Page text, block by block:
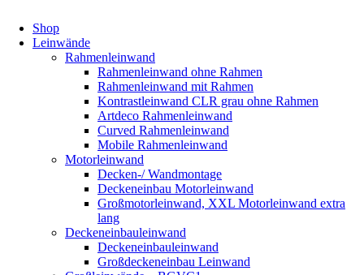
Shop
Leinwände
Rahmenleinwand
Rahmenleinwand ohne Rahmen
Rahmenleinwand mit Rahmen
Kontrastleinwand CLR grau ohne Rahmen
Artdeco Rahmenleinwand
Curved Rahmenleinwand
Mobile Rahmenleinwand
Motorleinwand
Decken-/ Wandmontage
Deckeneinbau Motorleinwand
Großmotorleinwand, XXL Motorleinwand extra
lang
Deckeneinbauleinwand
Deckeneinbauleinwand
Großdeckeneinbau Leinwand